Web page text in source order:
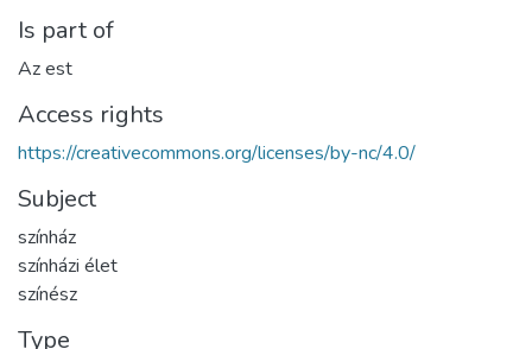
Is part of
Az est
Access rights
https://creativecommons.org/licenses/by-nc/4.0/
Subject
színház
színházi élet
színész
Type